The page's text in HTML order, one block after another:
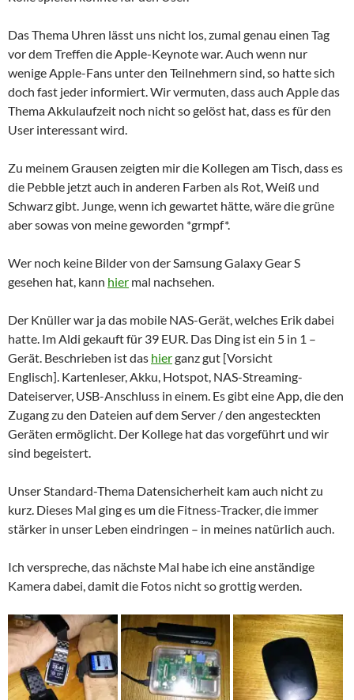
Das Thema Uhren lässt uns nicht los, zumal genau einen Tag
vor dem Treffen die Apple-Keynote war. Auch wenn nur
wenige Apple-Fans unter den Teilnehmern sind, so hatte sich
doch fast jeder informiert. Wir vermuten, dass auch Apple das
Thema Akkulaufzeit noch nicht so gelöst hat, dass es für den
User interessant wird.
Zu meinem Grausen zeigten mir die Kollegen am Tisch, dass es
die Pebble jetzt auch in anderen Farben als Rot, Weiß und
Schwarz gibt. Junge, wenn ich gewartet hätte, wäre die grüne
aber sowas von meine geworden *grmpf*.
Wer noch keine Bilder von der Samsung Galaxy Gear S
gesehen hat, kann hier mal nachsehen.
Der Knüller war ja das mobile NAS-Gerät, welches Erik dabei
hatte. Im Aldi gekauft für 39 EUR. Das Ding ist ein 5 in 1 –
Gerät. Beschrieben ist das hierganz gut [Vorsicht
Englisch]. Kartenleser, Akku, Hotspot, NAS-Streaming-
Dateiserver, USB-Anschluss in einem. Es gibt eine App, die den
Zugang zu den Dateien auf dem Server / den angesteckten
Geräten ermöglicht. Der Kollege hat das vorgeführt und wir
sind begeistert.
Unser Standard-Thema Datensicherheit kam auch nicht zu
kurz. Dieses Mal ging es um die Fitness-Tracker, die immer
stärker in unser Leben eindringen – in meines natürlich auch.
Ich verspreche, das nächste Mal habe ich eine anständige
Kamera dabei, damit die Fotos nicht so grottig werden.